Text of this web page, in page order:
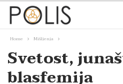
Home Mišljenja
Svetost,
blasfemija